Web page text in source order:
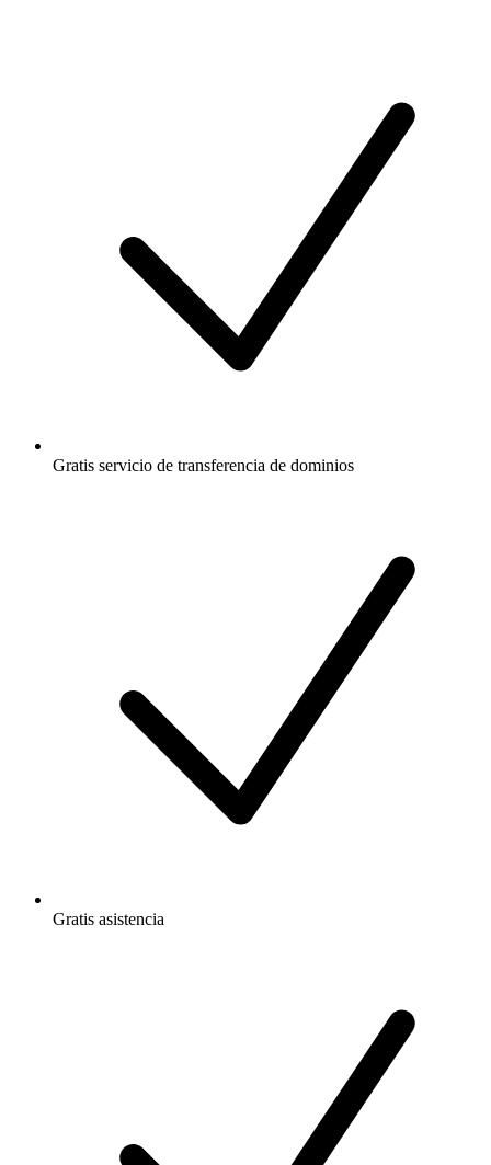
Gratis servicio de transferencia de dominios
Gratis asistencia